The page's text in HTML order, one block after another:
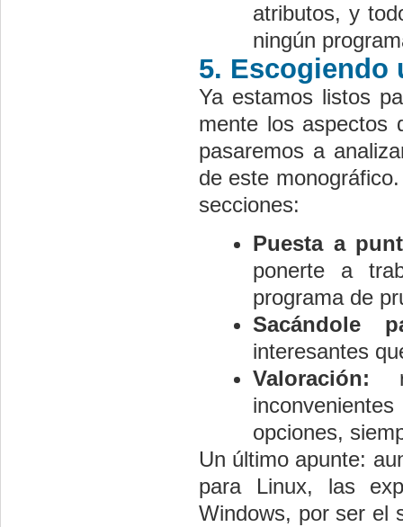
atributos, y
ningún
5. Escogiendo
Ya estamos listos
mente los aspectos
pasaremos a
de este
secciones:
Puesta a
ponerte a
programa de
Sacándole
interesantes
Valoración:
opciones,
Un último apunte:
para Linux, las
Windows, por ser el